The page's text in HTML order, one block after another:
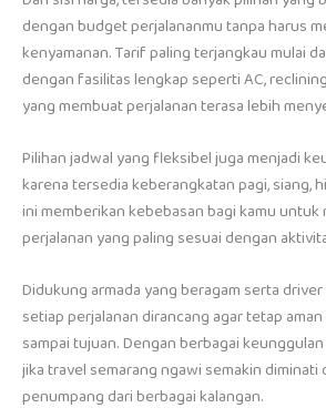
dengan budget perjalananmu tanpa harus
kenyamanan. Tarif paling terjangkau mulai
dengan fasilitas lengkap seperti AC,
yang membuat perjalanan terasa lebih
Pilihan jadwal yang fleksibel juga menjadi
karena tersedia keberangkatan pagi, siang,
ini memberikan kebebasan bagi kamu
perjalanan yang paling sesuai dengan
Didukung armada yang beragam serta
setiap perjalanan dirancang agar tetap
sampai tujuan. Dengan berbagai
jika travel semarang ngawi semakin diminati
penumpang dari berbagai kalangan.